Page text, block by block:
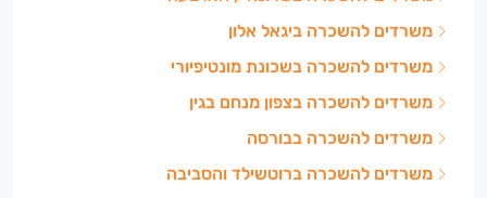
משרדים להשכרה ביגאל אלון
משרדים להשכרה בשכונת מונטיפיורי
משרדים להשכרה בצפון מנחם בגין
משרדים להשכרה בבורסה
משרדים להשכרה ברוטשילד והסביבה